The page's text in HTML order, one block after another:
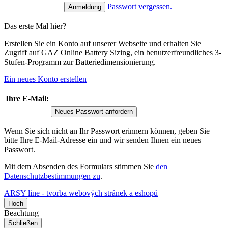
Passwort vergessen.
Das erste Mal hier?
Erstellen Sie ein Konto auf unserer Webseite und erhalten Sie
Zugriff auf GAZ Online Battery Sizing, ein benutzerfreundliches 3-
Stufen-Programm zur Batteriedimensionierung.
Ein neues Konto erstellen
Ihre E-Mail:
Neues Passwort anfordern
Wenn Sie sich nicht an Ihr Passwort erinnern können, geben Sie
bitte Ihre E-Mail-Adresse ein und wir senden Ihnen ein neues
Passwort.
Mit dem Absenden des Formulars stimmen Sie den
Datenschutzbestimmungen zu.
ARSY line - tvorba webových stránek a eshopů
Hoch
Beachtung
Schließen